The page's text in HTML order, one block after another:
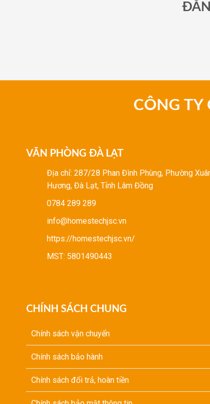
CÔNG TY
VĂN PHÒNG ĐÀ LẠT
Địa chỉ: 287/28 Phan Đình Phùng, Phường
Hương, Đà Lạt, Tỉnh Lâm Đồng
0784 289 289
info@homestechjsc.vn
https://homestechjsc.vn/
MST: 5801490443
CHÍNH SÁCH CHUNG
Chính sách vận chuyển
Chính sách bảo hành
Chính sách đổi trả, hoàn tiền